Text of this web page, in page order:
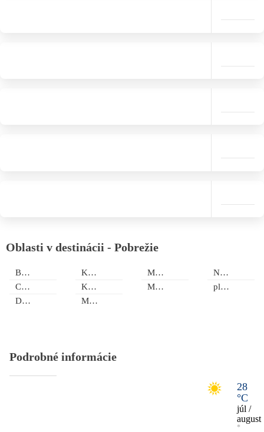
Oblasti v destinácii - Pobrežie
Bamburi
Casuarina - Malindi
Diani Beach/Južné pobrežie
Kilifi
Kimbala
Malindi
Mambrui
Mombasa
Nyali
pláž Watamu
Podrobné informácie
28
°C
júl /
august
*